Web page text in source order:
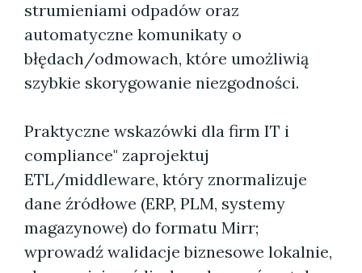
strumieniami odpadów oraz
automatyczne komunikaty o
błędach/odmowach, które umożliwią
szybkie skorygowanie niezgodności.
Praktyczne wskazówki dla firm IT i
compliance" zaprojektuj
ETL/middleware, który znormalizuje
dane źródłowe (ERP, PLM, systemy
magazynowe) do formatu Mirr;
wprowadź walidacje biznesowe lokalnie,